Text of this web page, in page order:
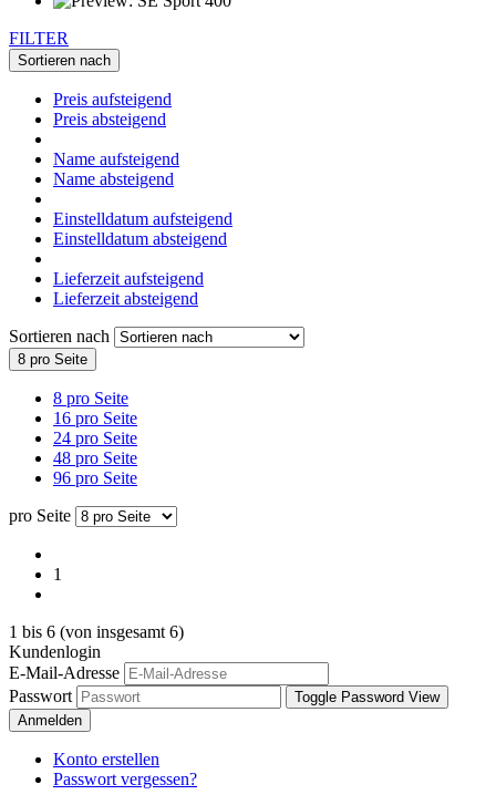
FILTER
Sortieren nach
Preis aufsteigend
Preis absteigend
Name aufsteigend
Name absteigend
Einstelldatum aufsteigend
Einstelldatum absteigend
Lieferzeit aufsteigend
Lieferzeit absteigend
Sortieren nach
8 pro Seite
8 pro Seite
16 pro Seite
24 pro Seite
48 pro Seite
96 pro Seite
pro Seite
1
1 bis 6 (von insgesamt 6)
Kundenlogin
E-Mail-Adresse
Passwort
Toggle Password View
Anmelden
Konto erstellen
Passwort vergessen?